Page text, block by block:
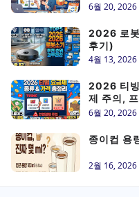
6월 20, 2026
2026 로
후기)
4월 13, 2026
2026 티
제 주의,
6월 20, 2026
종이컵 용
2월 16, 2026